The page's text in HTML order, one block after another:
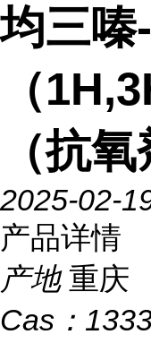
均三嗪
（
（抗
2025-02-
产品详情
产地 重庆
Cas：